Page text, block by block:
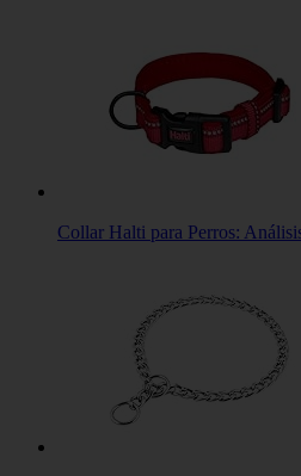
Collar Halti para Perros: